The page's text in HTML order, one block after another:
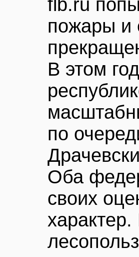
flb.ru
пожары и
В этом
по
Оба
своих